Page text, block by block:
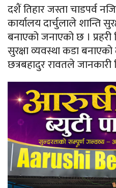
दशैं तिहार जस्ता चाडपर्व
कार्यालय दार्चुलाले शान्ति
बनाएको जनाएको छ ।
सुरक्षा व्यवस्था कडा बनाएको
छत्रबहादुर रावतले जानकारी